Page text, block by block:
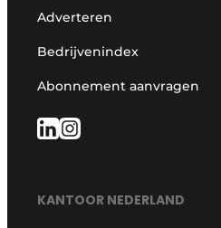
Adverteren
Bedrijvenindex
Abonnement aanvragen
KANTOOR NEDERLAND